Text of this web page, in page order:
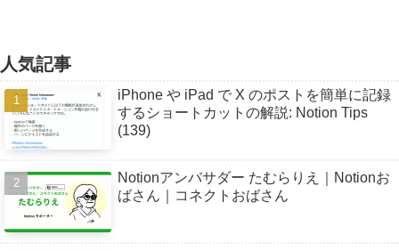
人気記事
iPhone や iPad で X のポストを簡単に記録
するショートカットの解説: Notion Tips
(139)
Notionアンバサダー たむらりえ｜Notionお
ばさん｜コネクトおばさん